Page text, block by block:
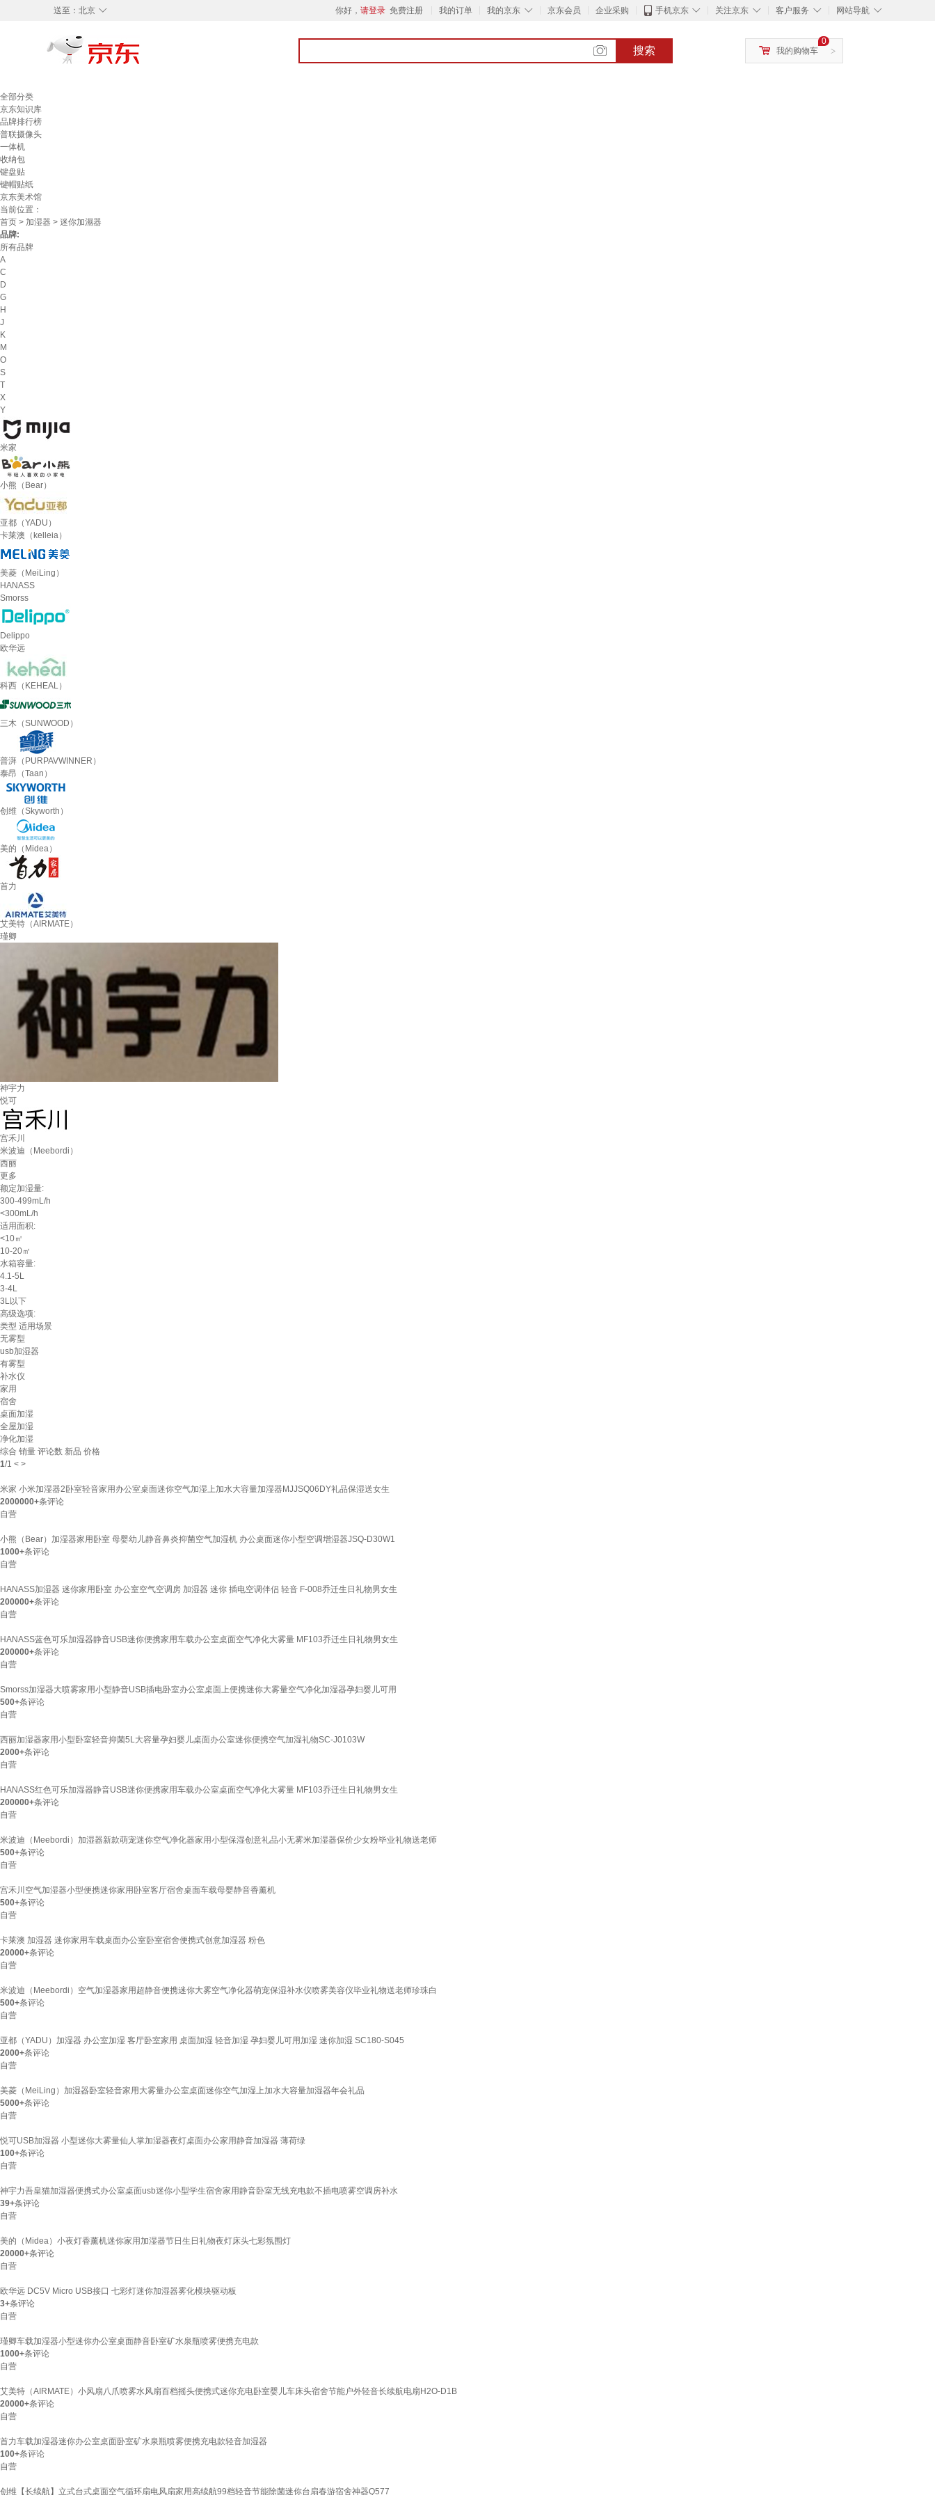
◇
送至： 北京 你好， 请登录 免费注册 我的订单 ◇
我的京东 京东会员 企业采购 ◇
手机京东 ◇
关注京东 ◇
客户服务 ◇
网站导航
搜索 >
0
我的购物车
全部分类
京东知识库
品牌排行榜
普联摄像头
一体机
收纳包
键盘贴
键帽贴纸
京东美术馆
当前位置：
首页 > 加湿器 > 迷你加濕器
品牌:
所有品牌
A
C
D
G
H
J
K
M
O
S
T
X
Y
米家
小熊（Bear）
亚都（YADU）
卡莱澳（kelleia）
美菱（MeiLing）
HANASS
Smorss
Delippo
欧华远
科西（KEHEAL）
三木（SUNWOOD）
普湃（PURPAVWINNER）
泰昂（Taan）
创维（Skyworth）
美的（Midea）
首力
艾美特（AIRMATE）
瑾卿
神宇力
悦可
宫禾川
米波迪（Meebordi）
西丽
更多
额定加湿量:
300-499mL/h
<300mL/h
适用面积:
<10㎡
10-20㎡
水箱容量:
4.1-5L
3-4L
3L以下
高级选项:
类型 适用场景
无雾型
usb加湿器
有雾型
补水仪
家用
宿舍
桌面加湿
全屋加湿
净化加湿
综合 销量 评论数 新品 价格
1/1 < >
米家 小米加湿器2卧室轻音家用办公室桌面迷你空气加湿上加水大容量加湿器MJJSQ06DY礼品保湿送女生
2000000+条评论
自营
小熊（Bear）加湿器家用卧室 母婴幼儿静音鼻炎抑菌空气加湿机 办公桌面迷你小型空调增湿器JSQ-D30W1
1000+条评论
自营
HANASS加湿器 迷你家用卧室 办公室空气空调房 加湿器 迷你 插电空调伴侣 轻音 F-008乔迁生日礼物男女生
200000+条评论
自营
HANASS蓝色可乐加湿器静音USB迷你便携家用车载办公室桌面空气净化大雾量 MF103乔迁生日礼物男女生
200000+条评论
自营
Smorss加湿器大喷雾家用小型静音USB插电卧室办公室桌面上便携迷你大雾量空气净化加湿器孕妇婴儿可用
500+条评论
自营
西丽加湿器家用小型卧室轻音抑菌5L大容量孕妇婴儿桌面办公室迷你便携空气加湿礼物SC-J0103W
2000+条评论
自营
HANASS红色可乐加湿器静音USB迷你便携家用车载办公室桌面空气净化大雾量 MF103乔迁生日礼物男女生
200000+条评论
自营
米波迪（Meebordi）加湿器新款萌宠迷你空气净化器家用小型保湿创意礼品小无雾米加湿器保价少女粉毕业礼物送老师
500+条评论
自营
宫禾川空气加湿器小型便携迷你家用卧室客厅宿舍桌面车载母婴静音香薰机
500+条评论
自营
卡莱澳 加湿器 迷你家用车载桌面办公室卧室宿舍便携式创意加湿器 粉色
20000+条评论
自营
米波迪（Meebordi）空气加湿器家用超静音便携迷你大雾空气净化器萌宠保湿补水仪喷雾美容仪毕业礼物送老师珍珠白
500+条评论
自营
亚都（YADU）加湿器 办公室加湿 客厅卧室家用 桌面加湿 轻音加湿 孕妇婴儿可用加湿 迷你加湿 SC180-S045
2000+条评论
自营
美菱（MeiLing）加湿器卧室轻音家用大雾量办公室桌面迷你空气加湿上加水大容量加湿器年会礼品
5000+条评论
自营
悦可USB加湿器 小型迷你大雾量仙人掌加湿器夜灯桌面办公家用静音加湿器 薄荷绿
100+条评论
自营
神宇力吾皇猫加湿器便携式办公室桌面usb迷你小型学生宿舍家用静音卧室无线充电款不插电喷雾空调房补水
39+条评论
自营
美的（Midea）小夜灯香薰机迷你家用加湿器节日生日礼物夜灯床头七彩氛围灯
20000+条评论
自营
欧华远 DC5V Micro USB接口 七彩灯迷你加湿器雾化模块驱动板
3+条评论
自营
瑾卿车载加湿器小型迷你办公室桌面静音卧室矿水泉瓶喷雾便携充电款
1000+条评论
自营
艾美特（AIRMATE）小风扇八爪喷雾水风扇百档摇头便携式迷你充电卧室婴儿车床头宿舍节能户外轻音长续航电扇H2O-D1B
20000+条评论
自营
首力车载加湿器迷你办公室桌面卧室矿水泉瓶喷雾便携充电款轻音加湿器
100+条评论
自营
创维【长续航】立式台式桌面空气循环扇电风扇家用高续航99档轻音节能除菌迷你台扇春游宿舍神器Q577